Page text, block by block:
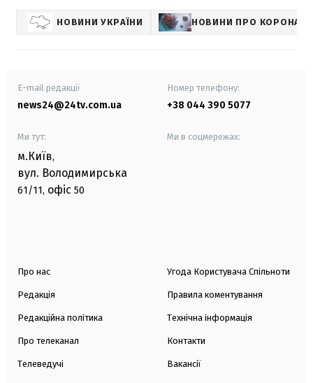
НОВИНИ УКРАЇНИ НОВИНИ ПРО
E-mail редакції
news24@24tv.com.ua
Номер телефону:
+38 044 390 5077
Ми тут:
м.Київ,
вул. Володимирська
61/11, офіс 50
Ми в соцмережах:
Про нас
Редакція
Редакційна політика
Про телеканал
Телеведучі
Угода Користувача Спільноти
Правила коментування
Технічна інформація
Контакти
Вакансії